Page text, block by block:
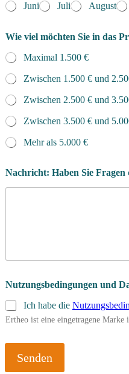
Juni
Juli August
Wie viel möchten Sie in das
Maximal 1.500 €
Zwischen 1.500 € und
Zwischen 2.500 € und
Zwischen 3.500 € und
Mehr als 5.000 €
Nachricht: Haben Sie Fragen
Nutzungsbedingungen und
Ich habe die
Ertheo ist eine eingetragene
Senden